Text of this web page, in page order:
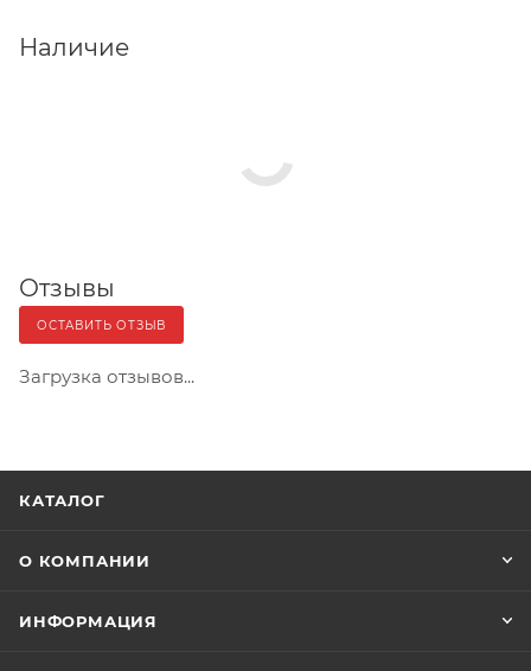
Наличие
Отзывы
ОСТАВИТЬ ОТЗЫВ
Загрузка отзывов...
КАТАЛОГ
О КОМПАНИИ
ИНФОРМАЦИЯ